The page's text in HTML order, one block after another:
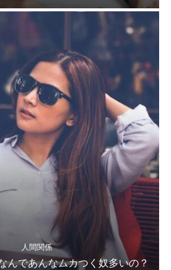
人間関係
んであんなムカつく奴多いの？